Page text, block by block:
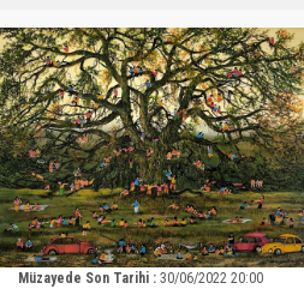
Müzayede Son Tarihi : 30/06/2022 20:00